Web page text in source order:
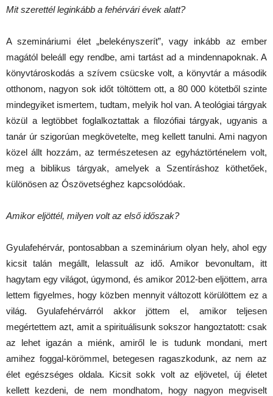
Mit szerettél leginkább a fehérvári évek alatt?
A szemináriumi élet „belekényszerít”, vagy inkább az ember
magától beleáll egy rendbe, ami tartást ad a mindennapoknak. A
könyvtároskodás a szívem csücske volt, a könyvtár a második
otthonom, nagyon sok időt töltöttem ott, a 80 000 kötetből szinte
mindegyiket ismertem, tudtam, melyik hol van. A teológiai tárgyak
közül a legtöbbet foglalkoztattak a filozófiai tárgyak, ugyanis a
tanár úr szigorúan megkövetelte, meg kellett tanulni. Ami nagyon
közel állt hozzám, az természetesen az egyháztörténelem volt,
meg a biblikus tárgyak, amelyek a Szentíráshoz köthetőek,
különösen az Ószövetséghez kapcsolódóak.
Amikor eljöttél, milyen volt az első időszak?
Gyulafehérvár, pontosabban a szeminárium olyan hely, ahol egy
kicsit talán megállt, lelassult az idő. Amikor bevonultam, itt
hagytam egy világot, úgymond, és amikor 2012-ben eljöttem, arra
lettem figyelmes, hogy közben mennyit változott körülöttem ez a
világ. Gyulafehérvárról akkor jöttem el, amikor teljesen
megértettem azt, amit a spirituálisunk sokszor hangoztatott: csak
az lehet igazán a miénk, amiről le is tudunk mondani, mert
amihez foggal-körömmel, betegesen ragaszkodunk, az nem az
élet egészséges oldala. Kicsit sokk volt az eljövetel, új életet
kellett kezdeni, de nem mondhatom, hogy nagyon megviselt